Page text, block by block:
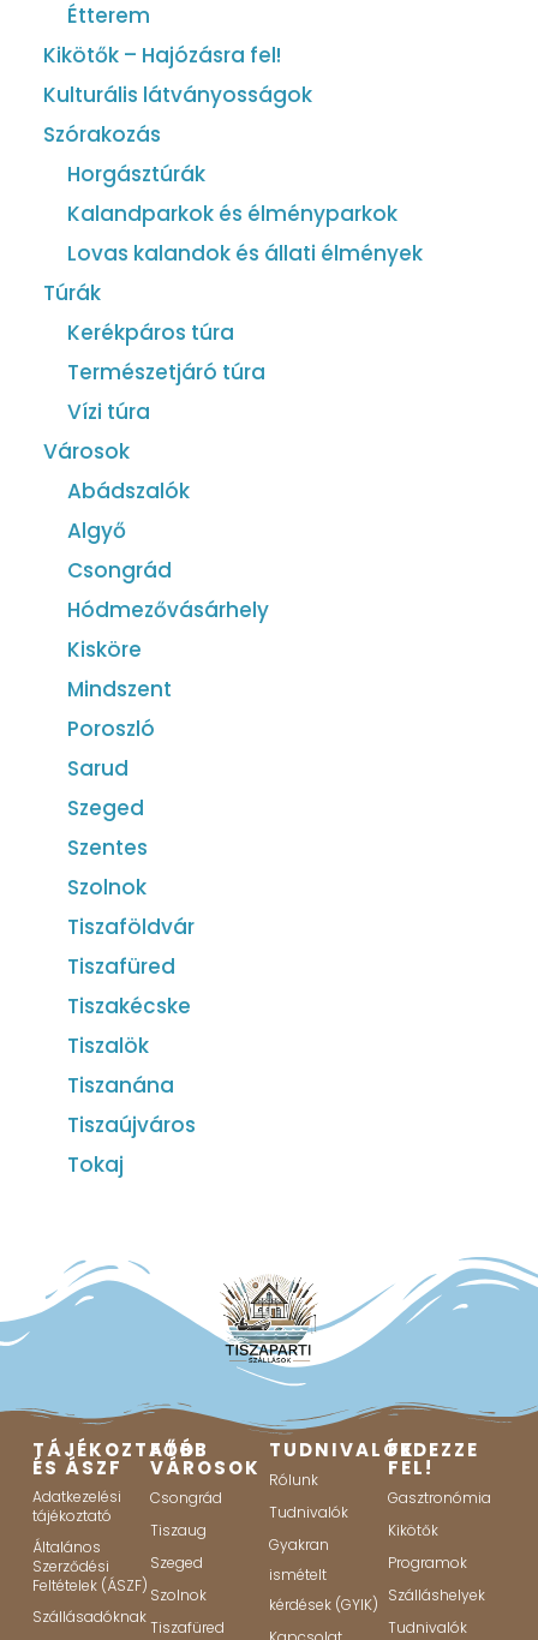
Étterem
Kikötők – Hajózásra fel!
Kulturális látványosságok
Szórakozás
Horgásztúrák
Kalandparkok és élményparkok
Lovas kalandok és állati élmények
Túrák
Kerékpáros túra
Természetjáró túra
Vízi túra
Városok
Abádszalók
Algyő
Csongrád
Hódmezővásárhely
Kisköre
Mindszent
Poroszló
Sarud
Szeged
Szentes
Szolnok
Tiszaföldvár
Tiszafüred
Tiszakécske
Tiszalök
Tiszanána
Tiszaújváros
Tokaj
TÁJÉKOZTATÓ
ÉS ÁSZF
Adatkezelési
tájékoztató
Általános
Szerződési
Feltételek (ÁSZF)
Szállásadóknak
FŐBB
VÁROSOK
Csongrád
Tiszaug
Szeged
Szolnok
Tiszafüred
TUDNIVALÓK
Rólunk
Tudnivalók
Gyakran
ismételt
kérdések (GYIK)
FEDEZZE
FEL!
Gasztronómia
Kikötők
Programok
Szálláshelyek
Tudnivalók